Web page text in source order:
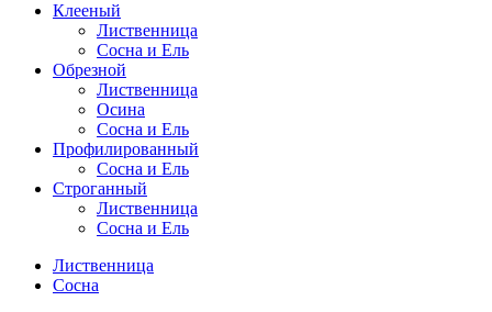
Клееный
Лиственница
Сосна и Ель
Обрезной
Лиственница
Осина
Сосна и Ель
Профилированный
Сосна и Ель
Строганный
Лиственница
Сосна и Ель
Лиственница
Сосна